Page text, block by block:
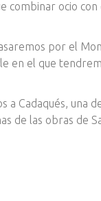
combinar ocio
por el
en el que
Cadaqués, una
de las obras de